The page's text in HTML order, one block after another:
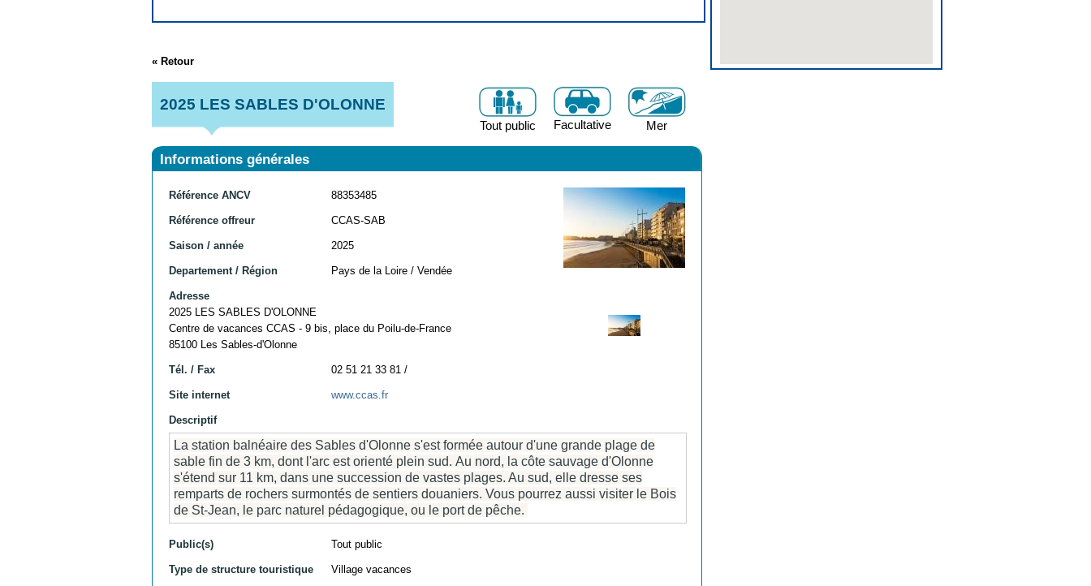
« Retour
2025 LES SABLES D'OLONNE
Mer
Facultative
Tout public
Informations générales
Référence ANCV 88353485
Référence offreur CCAS-SAB
Saison / année 2025
Departement / Région Pays de la Loire / Vendée
Adresse
2025 LES SABLES D'OLONNE
Centre de vacances CCAS - 9 bis, place du Poilu-de-France
85100 Les Sables-d'Olonne
Tél. / Fax 02 51 21 33 81 /
Site internet www.ccas.fr
Descriptif
La station balnéaire des Sables d'Olonne s'est formée autour d'une grande plage de
sable fin de 3 km, dont l'arc est orienté plein sud. Au nord, la côte sauvage d'Olonne
s'étend sur 11 km, dans une succession de vastes plages. Au sud, elle dresse ses
remparts de rochers surmontés de sentiers douaniers. Vous pourrez aussi visiter le Bois
de St-Jean, le parc naturel pédagogique, ou le port de pêche.
Public(s) Tout public
Type de structure touristique Village vacances